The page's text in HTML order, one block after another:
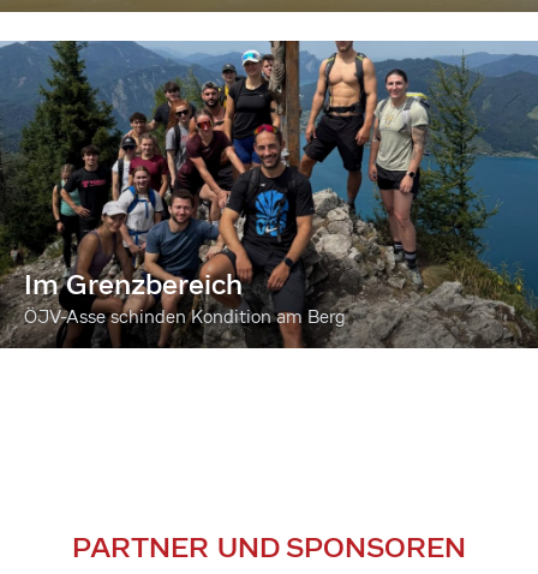
Im Grenzbereich
ÖJV-Asse schinden Kondition am Berg
PARTNER UND SPONSOREN